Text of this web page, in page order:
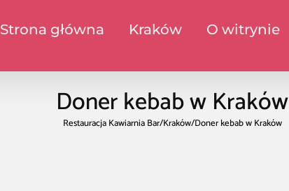
Strona główna Kraków O witrynie
Doner kebab w Kraków
Restauracja Kawiarnia Bar/Kraków/Doner kebab w Kraków